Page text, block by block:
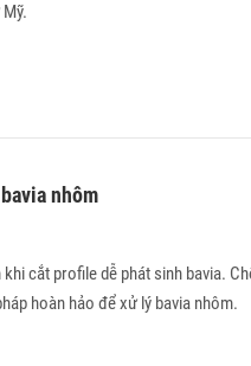
nhôm
cắt profile dễ phát sinh bavia.
hoàn hảo để xử lý bavia nhôm.